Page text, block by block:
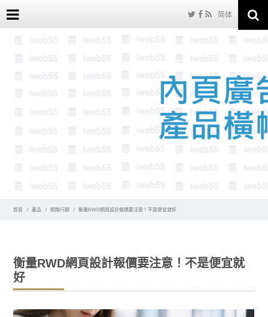
简体
首頁 產品 網路行銷 衡量RWD網頁設計報價要注意！不是便宜就好
衡量RWD網頁設計報價要注意！不是便宜就
好